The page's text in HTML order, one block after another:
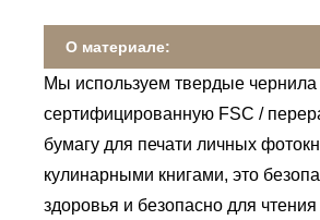
О материале:
Мы используем твердые чернила
сертифицированную FSC /
бумагу для печати личных
кулинарными книгами, это
здоровья и безопасно для чтения